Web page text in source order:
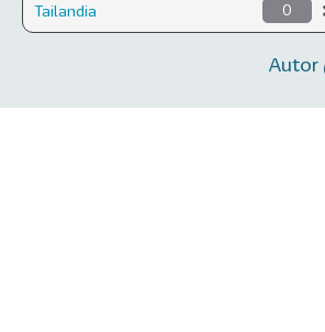
Tailandia 0
Autor